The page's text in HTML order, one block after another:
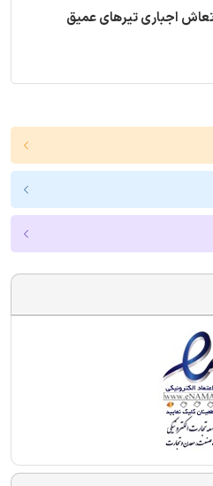
اجباری تیرهای عمیق